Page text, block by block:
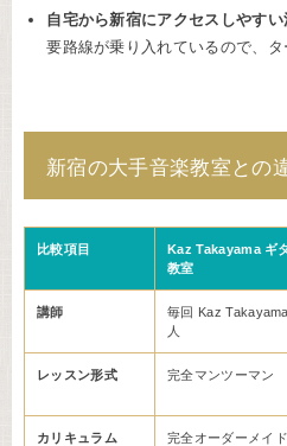
自宅から新宿にアクセスしやす
要路線が乗り入れているので、
新宿の大手音楽教室との
比較項目
Kaz Takayama ギ
教室
講師
毎回 Kaz
人
レッスン形式 完全マンツーマン
カリキュラム 完全オーダーメイド